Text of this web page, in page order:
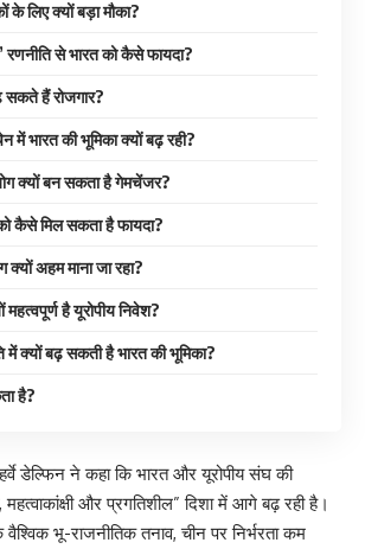
के लिए क्यों बड़ा मौका?
रणनीति से भारत को कैसे फायदा?
सकते हैं रोजगार?
में भारत की भूमिका क्यों बढ़ रही?
क्यों बन सकता है गेमचेंजर?
को कैसे मिल सकता है फायदा?
अहम माना जा रहा?
महत्वपूर्ण है यूरोपीय निवेश?
में क्यों बढ़ सकती है भारत की भूमिका?
है?
डेल्फिन ने कहा कि भारत और यूरोपीय संघ की
और प्रगतिशील” दिशा में आगे बढ़ रही है।
वैश्विक भू-राजनीतिक तनाव, चीन पर निर्भरता कम